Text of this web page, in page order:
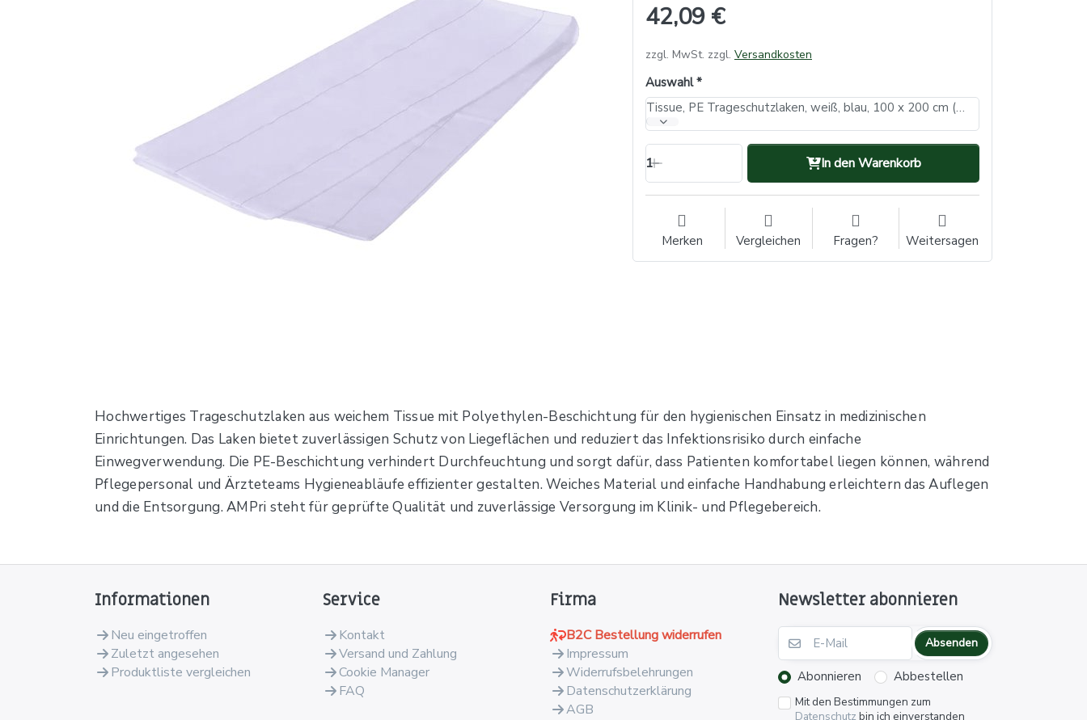
42,09 €
zzgl. MwSt. zzgl. Versandkosten
Auswahl
Tissue, PE Trageschutzlaken, weiß, blau, 100 x 200 cm (VE: 1, Inhalt: 100 Stück)
1 In den Warenkorb
Merken Vergleichen Fragen? Weitersagen
Hochwertiges Trageschutzlaken aus weichem Tissue mit Polyethylen-Beschichtung für den hygienischen Einsatz in medizinischen
Einrichtungen. Das Laken bietet zuverlässigen Schutz von Liegeflächen und reduziert das Infektionsrisiko durch einfache
Einwegverwendung. Die PE-Beschichtung verhindert Durchfeuchtung und sorgt dafür, dass Patienten komfortabel liegen können, während
Pflegepersonal und Ärzteteams Hygieneabläufe effizienter gestalten. Weiches Material und einfache Handhabung erleichtern das Auflegen
und die Entsorgung. AMPri steht für geprüfte Qualität und zuverlässige Versorgung im Klinik- und Pflegebereich.
Informationen
Neu eingetroffen
Zuletzt angesehen
Produktliste vergleichen
Service
Kontakt
Versand und Zahlung
Cookie Manager
FAQ
Firma
B2C Bestellung widerrufen
Impressum
Widerrufsbelehrungen
Datenschutzerklärung
AGB
Newsletter abonnieren
Absenden
Abonnieren Abbestellen
Mit den Bestimmungen zum
Datenschutz bin ich einverstanden